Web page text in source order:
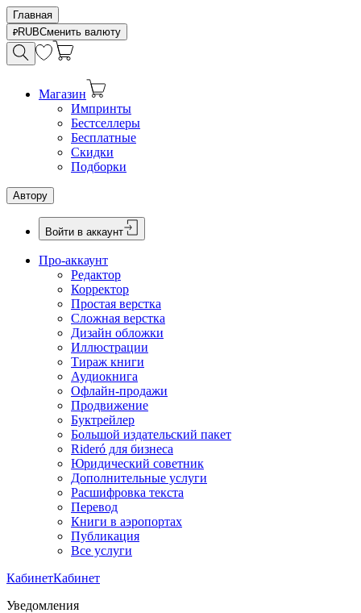
Главная
RUBСменить валюту
Магазин
Импринты
Бестселлеры
Бесплатные
Скидки
Подборки
Автору
Войти в аккаунт
Про-аккаунт
Редактор
Корректор
Простая верстка
Сложная верстка
Дизайн обложки
Иллюстрации
Тираж книги
Аудиокнига
Офлайн-продажи
Продвижение
Буктрейлер
Большой издательский пакет
Rideró для бизнеса
Юридический советник
Дополнительные услуги
Расшифровка текста
Перевод
Книги в аэропортах
Публикация
Все услуги
КабинетКабинет
Уведомления